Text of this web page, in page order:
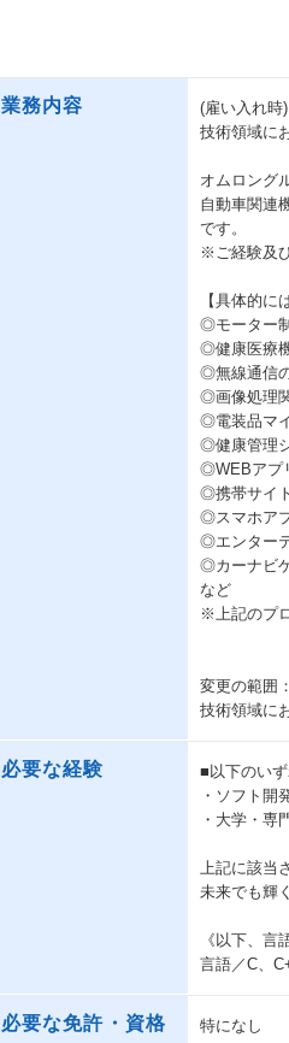
業務内容
(雇い入れ時)
技術領域に
オムロング
自動車関連
です。
※ご経験及
【具体的に
◎モーター
◎健康医療
◎無線通信
◎画像処理
◎電装品マ
◎健康管理
◎WEBアプ
◎携帯サイ
◎スマホア
◎エンター
◎カーナビ
など
※上記のプ
変更の範囲
技術領域に
必要な経験
■以下のい
・ソフト開
・大学・専
上記に該当
未来でも輝
《以下、言
言語／C、
必要な免許・資格 特になし